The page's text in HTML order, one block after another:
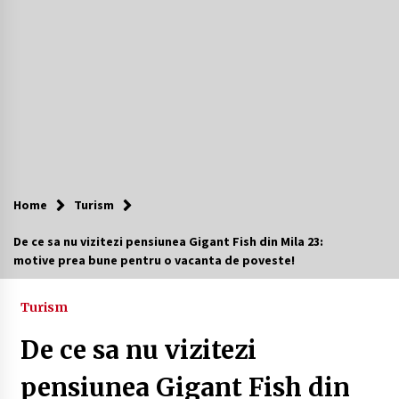
(2024)
2 ani ago
înnoptare
2 ani ago
Home Turism
De ce sa nu vizitezi pensiunea Gigant Fish din Mila 23:
motive prea bune pentru o vacanta de poveste!
Turism
De ce sa nu vizitezi
pensiunea Gigant Fish din